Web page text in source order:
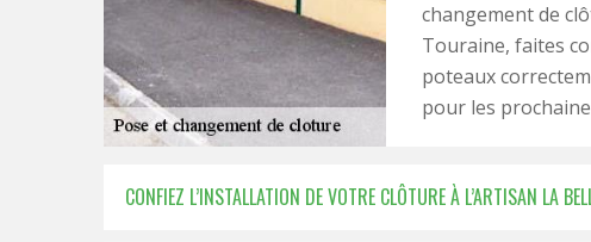
changement de
Touraine, faites
poteaux
pour les
CONFIEZ L’INSTALLATION DE VOTRE CLÔTURE À L’ARTISAN LA